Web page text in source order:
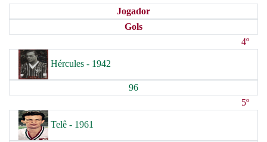
Jogador
Gols
4º
Hércules - 1942
96
5º
Telê - 1961